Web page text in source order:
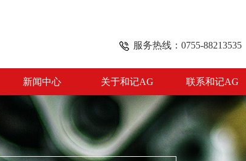
服务热线：0755-88213535
新闻中心 关于和记AG 联系和记AG